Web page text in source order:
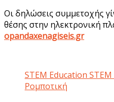
Οι δηλώσεις συμμετοχής
θέσης στην ηλεκτρονική
opandaxenagiseis.gr
STEM Education STEM
Ρομποτική